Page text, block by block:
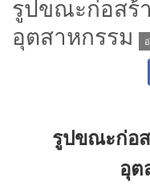
รูปขณะก่อสร้
อุตสาหกรรม
รูปขณะก่อ
อุต